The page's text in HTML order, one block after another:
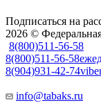
Подписаться на
2026 ©
8(800)511-56-58
8(800)511-56-58
8(904)931-42-74
info@tabaks.ru